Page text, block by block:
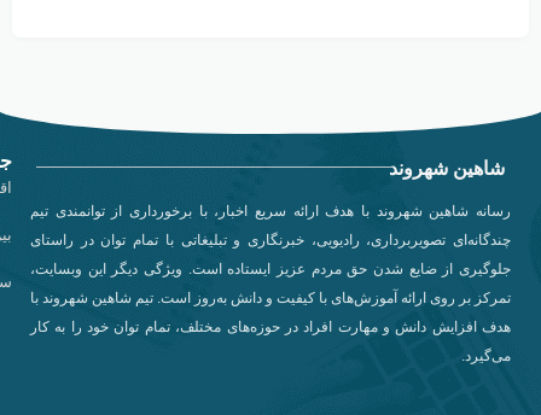
شاهین شهروند
رسانه شاهین شهروند با هدف ارائه سریع اخبار، با برخورداری از توانمندی تیم
چندگانه‌ای تصویربرداری، رادیویی، خبرنگاری و تبلیغاتی با تمام توان در راستای
جلوگیری از ضایع شدن حق مردم عزیز ایستاده است. ویژگی دیگر این وبسایت،
تمرکز بر روی ارائه آموزش‌های با کیفیت و دانش به‌روز است. تیم شاهین شهروند با
هدف افزایش دانش و مهارت افراد در حوزه‌های مختلف، تمام توان خود را به کار
می‌گیرد.